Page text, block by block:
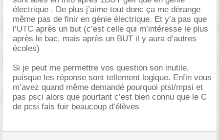
électrique . De plus j’aime tout donc ça me dérange
même pas de finir en génie électrique. Et y’a pas que
l’UTC après un but (c’est celle qui m’intéresse le plus
après le bac, mais après un BUT il y aura d’autres
écoles)
Si je peut me permettre vos question son inutile,
puisque les réponse sont tellement logique. Enfin vous
m’avez quand même demandé pourquoi ptsi/mpsi et
pas psci alors que pourtant c’est bien connu que le C
de pcsi fais fuir beaucoup d’élèves